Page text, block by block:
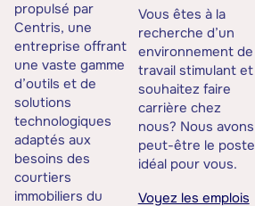
propulsé par
Centris, une
entreprise offrant
une vaste gamme
d’outils et de
solutions
technologiques
adaptés aux
besoins des
courtiers
immobiliers du
Vous êtes à la
recherche d’un
environnement de
travail stimulant et
souhaitez faire
carrière chez
nous? Nous avons
peut-être le poste
idéal pour vous.
Voyez les emplois